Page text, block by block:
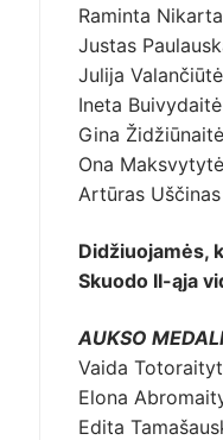
Raminta
Justas
Julija
Ineta
Gina
Ona
Artūras
Didžiuojamės,
Skuodo II-ąja
AUKSO
Vaida
Elona
Edita